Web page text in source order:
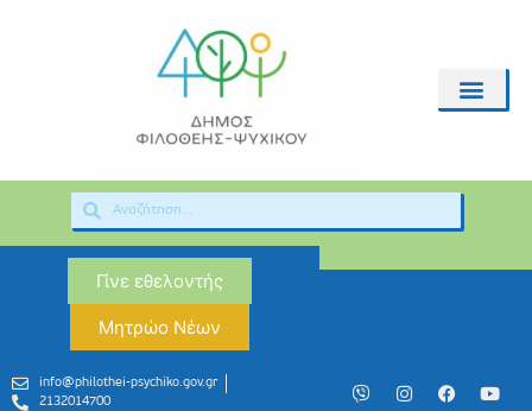
Γίνε εθελοντής
Μητρώο Νέων
info@philothei-psychiko.gov.gr
2132014700